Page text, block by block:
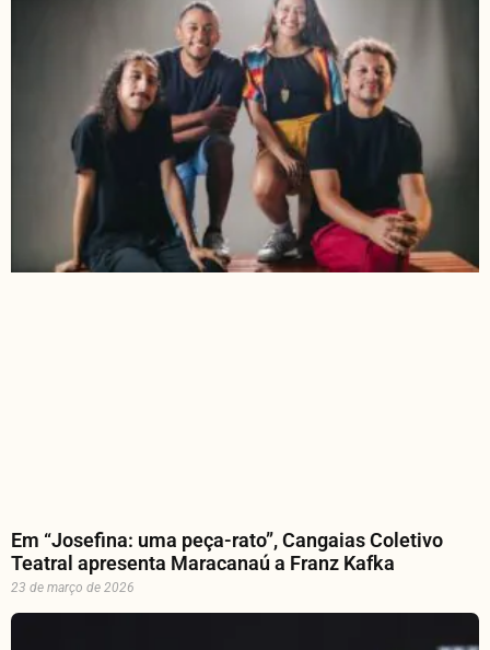
Em “Josefina: uma peça-rato”, Cangaias Coletivo
Teatral apresenta Maracanaú a Franz Kafka
23 de março de 2026